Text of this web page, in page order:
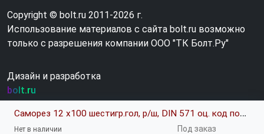
Саморез 12 х100 шестигр.гол, р/ш, DIN 571 оц. код позиции 0337715
Нет в наличии Под заказ
Copyright © bolt.ru 2011-2026 г.
Использование материалов с сайта bolt.ru возможно
только с разрешения компании ООО "ТК Болт.Ру"
Дизайн и разработка
bolt.ru